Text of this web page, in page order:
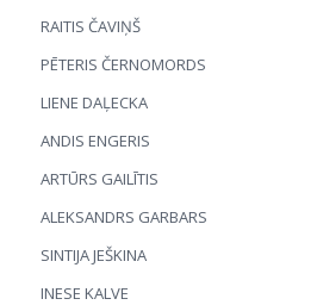
RAITIS ČAVIŅŠ
PĒTERIS ČERNOMORDS
LIENE DAĻECKA
ANDIS ENGERIS
ARTŪRS GAILĪTIS
ALEKSANDRS GARBARS
SINTIJA JEŠKINA
INESE KALVE